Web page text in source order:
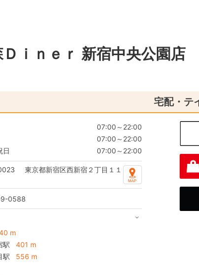
ｉｎｅｒ 新宿中央公園店
07:00～22:00
07:00～22:00
日
07:00～22:00
東京都新宿区西新宿２丁目１１
0588
m
駅
401 m
駅
556 m
宅配・テ